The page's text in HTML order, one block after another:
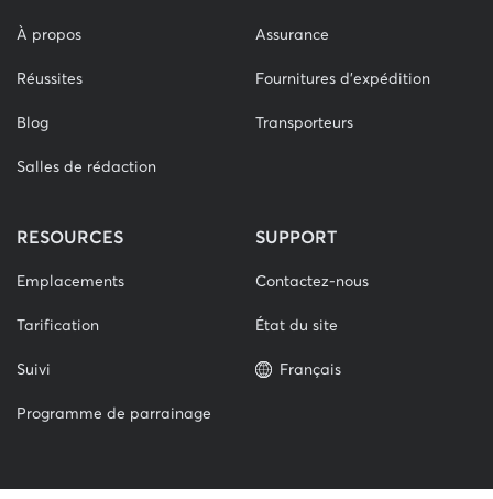
À propos
Réussites
Blog
Salles de rédaction
Assurance
Fournitures d'expédition
Transporteurs
RESOURCES
Emplacements
Tarification
Suivi
Programme de parrainage
SUPPORT
Contactez-nous
État du site
Français